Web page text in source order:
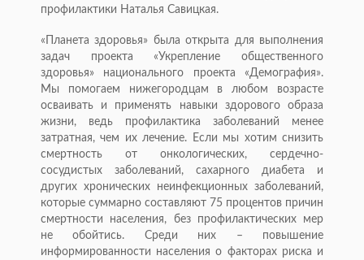
профилактики Наталья Савицкая.
«Планета здоровья» была открыта для выполнения
задач проекта «Укрепление общественного
здоровья» национального проекта «Демография».
Мы помогаем нижегородцам в любом возрасте
осваивать и применять навыки здорового образа
жизни, ведь профилактика заболеваний менее
затратная, чем их лечение. Если мы хотим снизить
смертность от онкологических, сердечно-
сосудистых заболеваний, сахарного диабета и
других хронических неинфекционных заболеваний,
которые суммарно составляют 75 процентов причин
смертности населения, без профилактических мер
не обойтись. Среди них – повышение
информированности населения о факторах риска и